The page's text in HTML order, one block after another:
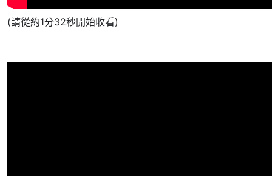
(請從約1分32秒開始收看)